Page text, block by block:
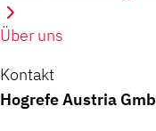
Über uns
Kontakt
Hogrefe Austria